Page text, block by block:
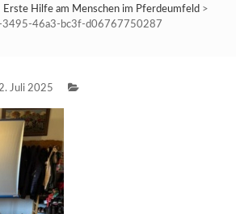
Erste Hilfe am Menschen im Pferdeumfeld >
3495-46a3-bc3f-d06767750287
Juli 2025